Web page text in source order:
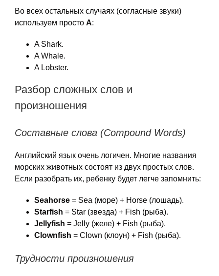
Во всех остальных случаях (согласные звуки)
используем просто A:
A Shark.
A Whale.
A Lobster.
Разбор сложных слов и
произношения
Составные слова (Compound Words)
Английский язык очень логичен. Многие названия
морских животных состоят из двух простых слов.
Если разобрать их, ребенку будет легче запомнить:
Seahorse = Sea (море) + Horse (лошадь).
Starfish = Star (звезда) + Fish (рыба).
Jellyfish = Jelly (желе) + Fish (рыба).
Clownfish = Clown (клоун) + Fish (рыба).
Трудности произношения